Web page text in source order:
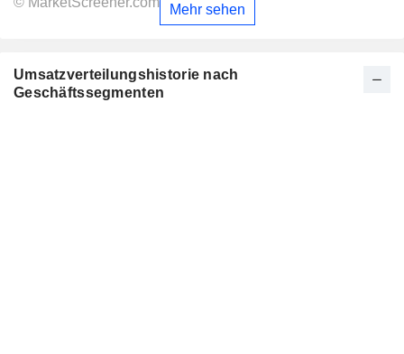
Mehr sehen
Umsatzverteilungshistorie nach
Geschäftssegmenten